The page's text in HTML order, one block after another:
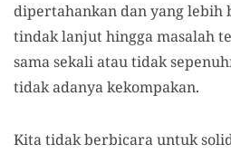
dipertahankan dan yang lebih
tindak lanjut hingga masalah
sama sekali atau tidak
tidak adanya kekompakan.
Kita tidak berbicara untuk